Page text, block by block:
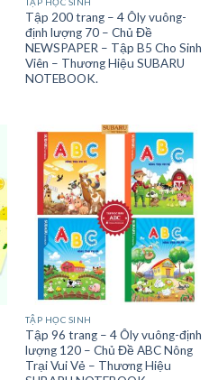
TẬP HỌC SINH
Tập 200 trang – 4 Ôly vuông-
định lượng 70 – Chủ Đề
NEWSPAPER – Tập B5 Cho Sinh
Viên – Thương Hiệu SUBARU
NOTEBOOK.
TẬP HỌC SINH
Tập 96 trang – 4 Ôly vuông-định
lượng 120 – Chủ Đề ABC Nông
Trại Vui Vẻ – Thương Hiệu